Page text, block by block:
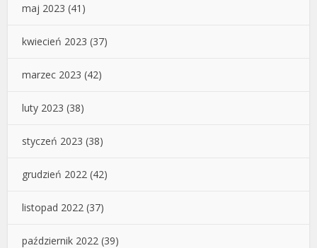
maj 2023 (41)
kwiecień 2023 (37)
marzec 2023 (42)
luty 2023 (38)
styczeń 2023 (38)
grudzień 2022 (42)
listopad 2022 (37)
październik 2022 (39)